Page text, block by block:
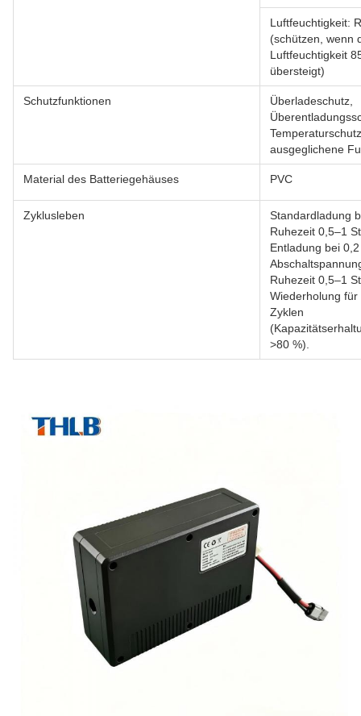
Luftfeuchtigkeit:
(schützen, wenn
Luftfeuchtigkeit
übersteigt)
Schutzfunktionen
Überladeschutz,
ausgeglichene
Material des Batteriegehäuses PVC
Zyklusleben
Standardladung
Ruhezeit 0,5–1
Entladung bei
Ruhezeit 0,5–1
Wiederholung für
Zyklen
>80 %).